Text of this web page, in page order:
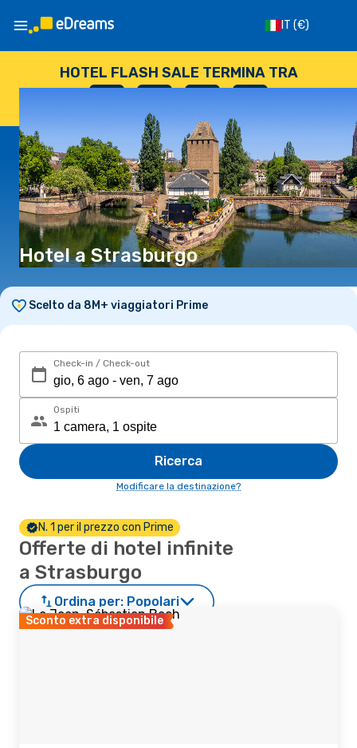
IT (€)
HOTEL FLASH SALE TERMINA TRA
ORE
Hotel a Strasburgo
Scelto da 8M+ viaggiatori Prime
Check-in / Check-out
Ospiti
Ricerca
Modificare la destinazione?
N. 1 per il prezzo con Prime
Offerte di hotel infinite
a Strasburgo
Ordina per: Popolari
Sconto extra disponibile